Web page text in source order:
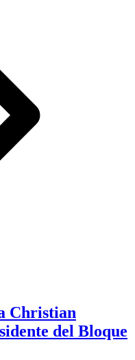
Christian
del Bloque